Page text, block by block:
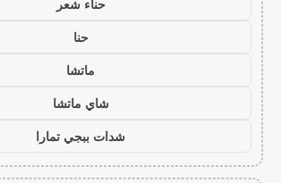
حناء شعر
حنا
ماتشا
شاي ماتشا
شدات ببجي تمارا